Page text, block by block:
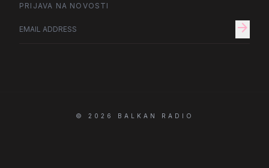
PRIJAVA NA NOVOSTI
arrow_forward
© 2026 BALKAN RADIO